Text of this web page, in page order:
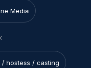
Media
/ hostess / casting